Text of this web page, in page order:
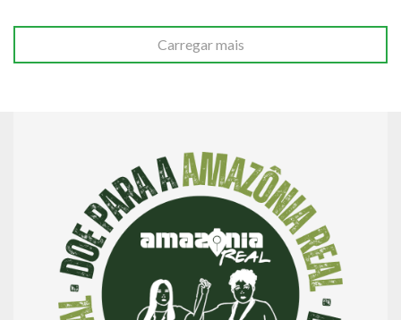
Carregar mais